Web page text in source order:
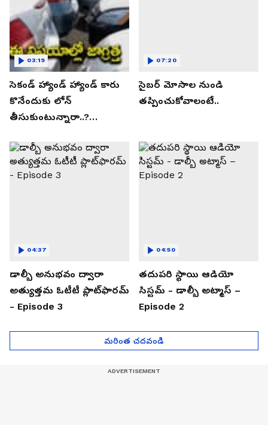
సెకండ్ హ్యాండ్ హ్యాండ్ కారు
కొనేందుకు లోన్
తీసుకుంటున్నారా..?
తెలుసుకోండి..!
03:19
సైబర్ మోసాల నుండి
తప్పించుకోవాలంటే..
07:20
డాల్బీ అనుభవం ద్వారా
అత్యుత్తమ ఓటీటీ ప్లాట్‌ఫారమ్
- Episode 3
04:37
తదుపరి స్థాయి ఆడియో
సిస్టమ్ - డాల్బీ అట్మాస్ –
Episode 2
04:50
మరింత చదవండి